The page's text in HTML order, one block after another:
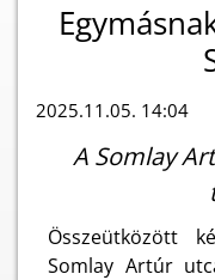
2025.11.05. 14:04
A Somlay
Összeütközött
Somlay Artúr